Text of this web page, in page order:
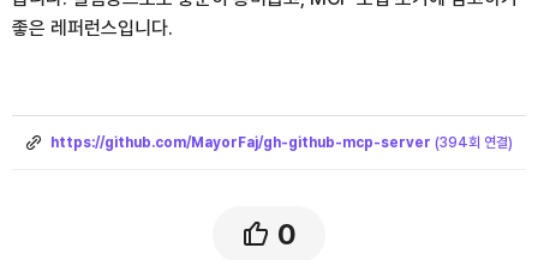
좋은 레퍼런스입니다.
링
크
https://github.com/MayorFaj/gh-github-mcp-server (394회 연결)
0